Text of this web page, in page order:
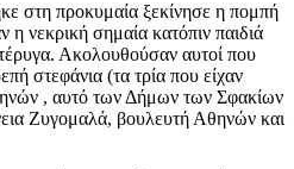
στη προκυμαία ξεκίνησε η πομπή
νεκρική σημαία κατόπιν παιδιά
Ακολουθούσαν αυτοί που
στεφάνια (τα τρία που είχαν
, αυτό των Δήμων των Σφακίων
Ζυγομαλά, βουλευτή Αθηνών και